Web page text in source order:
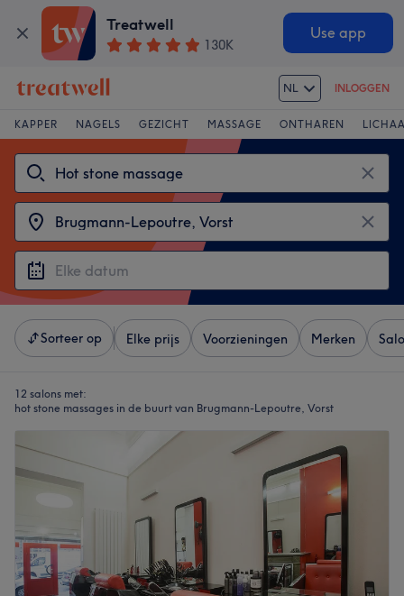
Treatwell
130K
Use app
NL INLOGGEN
KAPPER NAGELS GEZICHT MASSAGE ONTHAREN
Sorteer op Elke prijs Voorzieningen Merken
12 salons met:
hot stone massages in de buurt van Brugmann-Lepoutre, Vorst